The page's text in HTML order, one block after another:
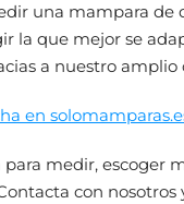
una mampara de
la que mejor se
a nuestro amplio
en
para medir, escoger
con nosotros